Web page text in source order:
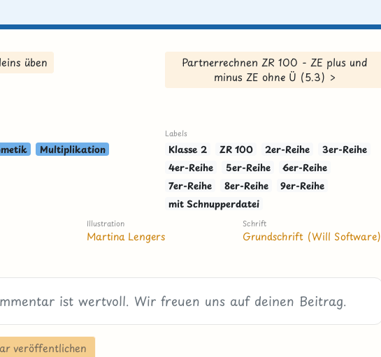
üben
Partnerrechnen ZR 100 - ZE plus und
minus ZE ohne Ü (5.3) >
Multiplikation
Labels
Klasse 2 ZR 100 2er-Reihe
3er-Reihe
4er-Reihe
5er-Reihe
6er-Reihe
7er-Reihe
8er-Reihe
9er-Reihe
mit Schnupperdatei
Illustration
Martina Lengers
Schrift
Grundschrift (Will Software)
veröffentlichen